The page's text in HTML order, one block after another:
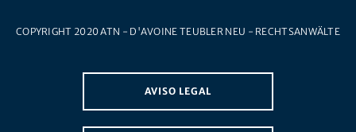
COPYRIGHT 2020 ATN - D'AVOINE TEUBLER NEU - RECHTSANWÄLTE
AVISO LEGAL